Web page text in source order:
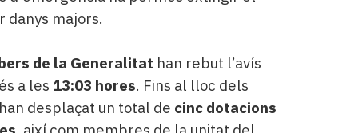
danys majors.
de la Generalitat han rebut l’avís
a les 13:03 hores. Fins al lloc dels
desplaçat un total de cinc dotacions